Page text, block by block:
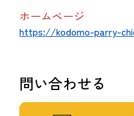
ホームページ
https://kodomo-parry-
問い合わせる